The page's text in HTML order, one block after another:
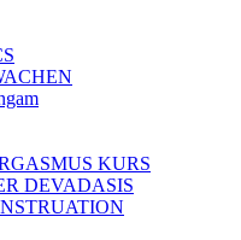
KURS
DEVADASIS